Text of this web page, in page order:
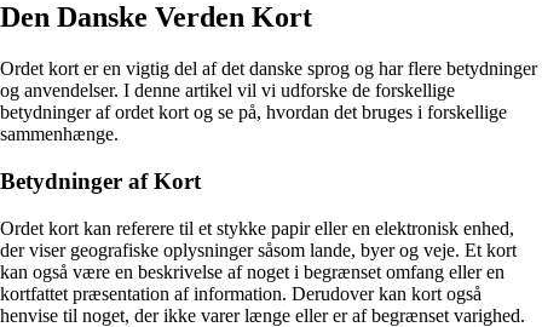
Den Danske Verden Kort
Ordet kort er en vigtig del af det danske sprog og har flere betydninger
og anvendelser. I denne artikel vil vi udforske de forskellige
betydninger af ordet kort og se på, hvordan det bruges i forskellige
sammenhænge.
Betydninger af Kort
Ordet kort kan referere til et stykke papir eller en elektronisk enhed,
der viser geografiske oplysninger såsom lande, byer og veje. Et kort
kan også være en beskrivelse af noget i begrænset omfang eller en
kortfattet præsentation af information. Derudover kan kort også
henvise til noget, der ikke varer længe eller er af begrænset varighed.